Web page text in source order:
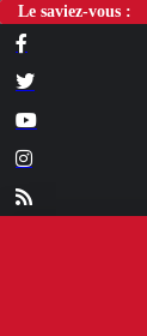
Le saviez-vous :